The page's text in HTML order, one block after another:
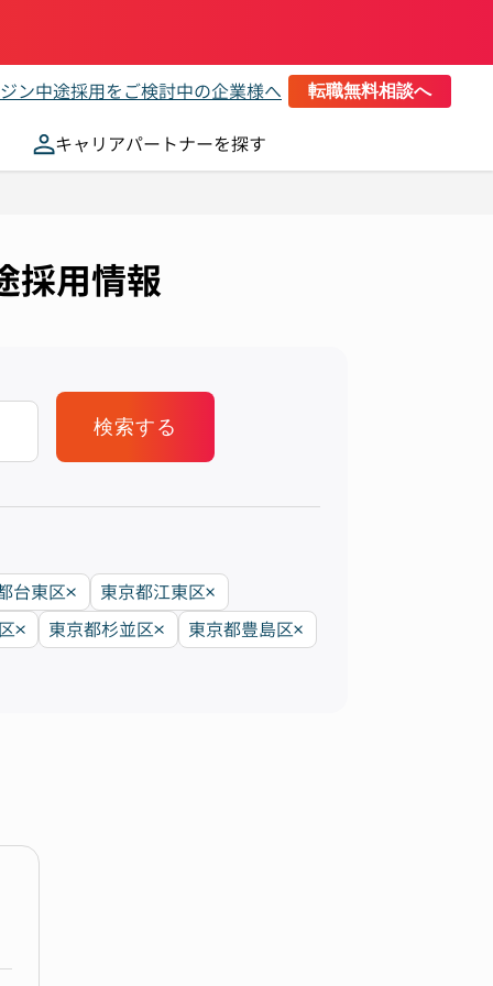
ン中途採用をご検討中の企業様へ 転職無料相談へ
キャリアパートナーを探す
採用情報
検索する
台東区
東京都江東区
東京都杉並区 東京都豊島区